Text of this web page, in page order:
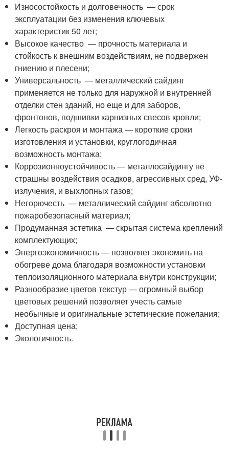
Износостойкость и долговечность — срок
эксплуатации без изменения ключевых
характеристик 50 лет;
Высокое качество — прочность материала и
стойкость к внешним воздействиям, не подвержен
гниению и плесени;
Универсальность — металлический сайдинг
применяется не только для наружной и внутренней
отделки стен зданий, но еще и для заборов,
фронтонов, подшивки карнизных свесов кровли;
Легкость раскроя и монтажа — короткие сроки
изготовления и установки, круглогодичная
возможность монтажа;
Коррозионноустойчивость — металлосайдингу не
страшны воздействия осадков, агрессивных сред, УФ-
излучения, и выхлопных газов;
Негорючесть — металлический сайдинг абсолютно
пожаробезопасный материал;
Продуманная эстетика — скрытая система креплений
комплектующих;
Энергоэкономичность — позволяет экономить на
обогреве дома благодаря возможности установки
теплоизоляционного материала внутри конструкции;
Разнообразие цветов текстур — огромный выбор
цветовых решений позволяет учесть самые
необычные и оригинальные эстетические пожелания;
Доступная цена;
Экологичность.